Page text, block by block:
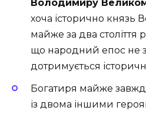
Володимиру
хоча історично
майже за два століття
що народний епос не
дотримується
Богатиря майже
із двома іншими